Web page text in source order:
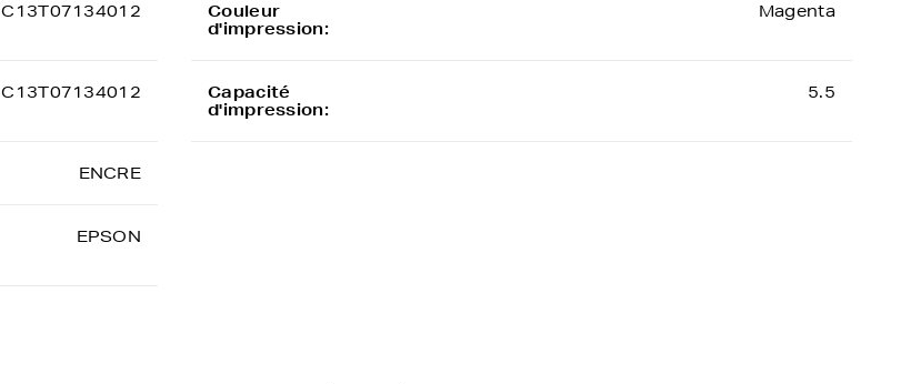
C13T07134012
C13T07134012
ENCRE
EPSON
Couleur
d'impression:
Magenta
Capacité
d'impression:
5.5